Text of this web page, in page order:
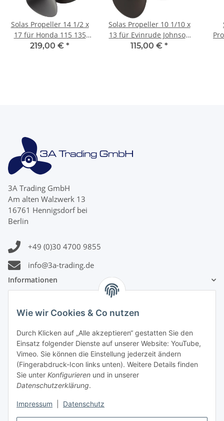
Wie wir Cookies & Co nutzen
Durch Klicken auf „Alle akzeptieren“ gestatten Sie den
Einsatz folgender Dienste auf unserer Website: YouTube,
Vimeo. Sie können die Einstellung jederzeit ändern
(Fingerabdruck-Icon links unten). Weitere Details finden
Sie unter Konfigurieren und in unserer
Datenschutzerklärung.
Impressum Datenschutz
Solas Propeller 14 1/2 x
17 für Honda 115 135
150 200 225 250 PS 4-
219,00 € *
Solas Propeller 10 1/10 x
13 für Evinrude Johnson
20 - 35 PS 3 Blatt 14
115,00 € *
3A Trading GmbH
Am alten Walzwerk 13
16761 Hennigsdorf bei
Berlin
+49 (0)30 4700 9855
info@3a-trading.de
Informationen
Gesetzliche Informationen
Zahlungsinformationen
Versandinformationen